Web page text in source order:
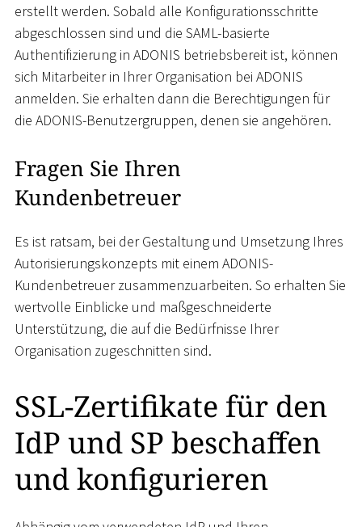
erstellt werden. Sobald alle Konfigurationsschritte
abgeschlossen sind und die SAML-basierte
Authentifizierung in ADONIS betriebsbereit ist, können
sich Mitarbeiter in Ihrer Organisation bei ADONIS
anmelden. Sie erhalten dann die Berechtigungen für
die ADONIS-Benutzergruppen, denen sie angehören.
Fragen Sie Ihren
Kundenbetreuer
Es ist ratsam, bei der Gestaltung und Umsetzung Ihres
Autorisierungskonzepts mit einem ADONIS-
Kundenbetreuer zusammenzuarbeiten. So erhalten Sie
wertvolle Einblicke und maßgeschneiderte
Unterstützung, die auf die Bedürfnisse Ihrer
Organisation zugeschnitten sind.
SSL-Zertifikate für den
IdP und SP beschaffen
und konfigurieren